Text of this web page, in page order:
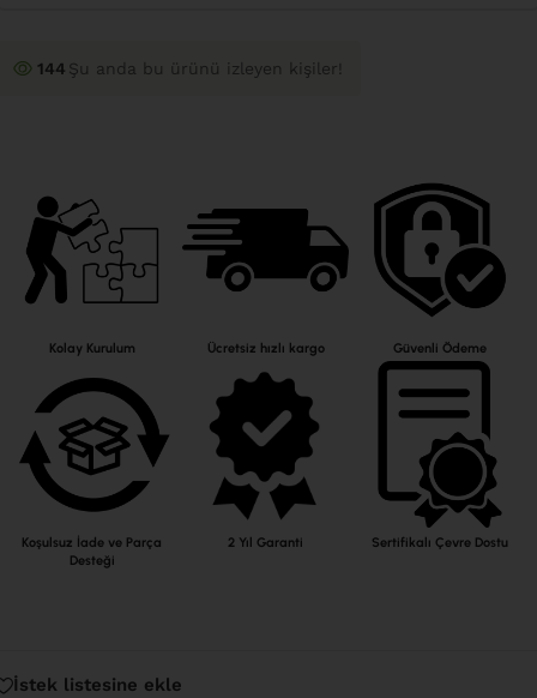
144 Şu anda bu ürünü izleyen kişiler!
Kolay Kurulum
Koşulsuz İade ve Parça
Desteği
Ücretsiz hızlı kargo
2 Yıl Garanti
Güvenli Ödeme
Sertifikalı Çevre Dostu
İstek listesine ekle